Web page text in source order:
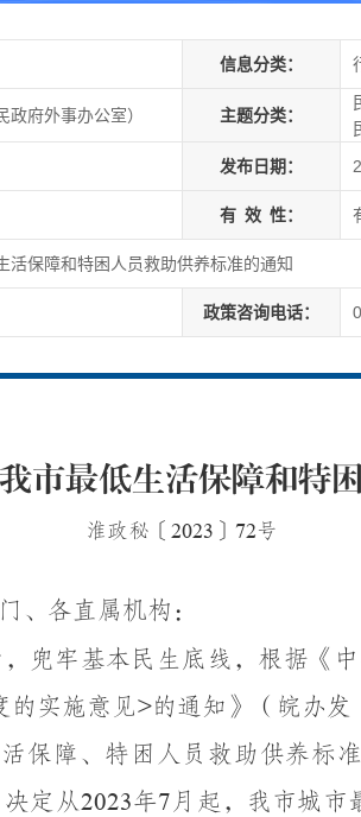
信息分类：
府外事办公室） 主题分类：
发布日期：
有 效 性：
活保障和特困人员救助供养标准的通知
政策咨询电话：
市最低生活保障和特
淮政秘〔 2023 〕 72号
、各直属机构：
兜牢基本民生底线，根据《
的实施意见>的通知》（皖办发
保障、特困人员救助供养标
定从2023年7 月起，我市城市